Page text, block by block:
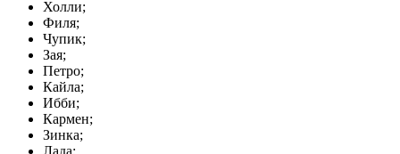
Холли;
Филя;
Чупик;
Зая;
Петро;
Кайла;
Ибби;
Кармен;
Зинка;